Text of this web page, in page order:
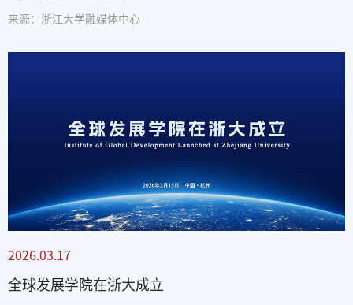
来源：浙江大学融媒体中心
2026.03.17
全球发展学院在浙大成立